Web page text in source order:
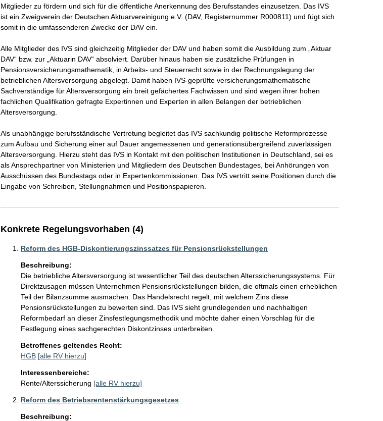
Mitglieder zu fördern und sich für die öffentliche Anerkennung des Berufsstandes einzusetzen. Das IVS
ist ein Zweigverein der Deutschen Aktuarvereinigung e.V. (DAV, Registernummer R000811) und fügt sich
somit in die umfassenderen Zwecke der DAV ein.
Alle Mitglieder des IVS sind gleichzeitig Mitglieder der DAV und haben somit die Ausbildung zum „Aktuar
DAV“ bzw. zur „Aktuarin DAV“ absolviert. Darüber hinaus haben sie zusätzliche Prüfungen in
Pensionsversicherungsmathematik, in Arbeits- und Steuerrecht sowie in der Rechnungslegung der
betrieblichen Altersversorgung abgelegt. Damit haben IVS-geprüfte versicherungsmathematische
Sachverständige für Altersversorgung ein breit gefächertes Fachwissen und sind wegen ihrer hohen
fachlichen Qualifikation gefragte Expertinnen und Experten in allen Belangen der betrieblichen
Altersversorgung.
Als unabhängige berufsständische Vertretung begleitet das IVS sachkundig politische Reformprozesse
zum Aufbau und Sicherung einer auf Dauer angemessenen und generationsübergreifend zuverlässigen
Altersversorgung. Hierzu steht das IVS in Kontakt mit den politischen Institutionen in Deutschland, sei es
als Ansprechpartner von Ministerien und Mitgliedern des Deutschen Bundestages, bei Anhörungen von
Ausschüssen des Bundestags oder in Expertenkommissionen. Das IVS vertritt seine Positionen durch die
Konkrete Regelungsvorhaben (4)
Reform des HGB-Diskontierungszinssatzes für Pensionsrückstellungen
Beschreibung:
Die betriebliche Altersversorgung ist wesentlicher Teil des deutschen Alterssicherungssystems. Für
Direktzusagen müssen Unternehmen Pensionsrückstellungen bilden, die oftmals einen erheblichen
Teil der Bilanzsumme ausmachen. Das Handelsrecht regelt, mit welchem Zins diese
Pensionsrückstellungen zu bewerten sind. Das IVS sieht grundlegenden und nachhaltigen
Reformbedarf an dieser Zinsfestlegungsmethodik und möchte daher einen Vorschlag für die
Festlegung eines sachgerechten Diskontzinses unterbreiten.
Betroffenes geltendes Recht:
HGB [alle RV hierzu]
Interessenbereiche:
Rente/Alterssicherung [alle RV hierzu]
Reform des Betriebsrentenstärkungsgesetzes
Beschreibung: